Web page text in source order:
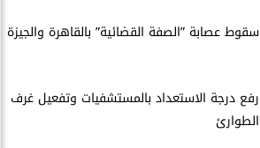
سقوط عصابة ”الصفة القضائية” بالقاهرة والجيزة
​رفع درجة الاستعداد بالمستشفيات وتفعيل غرف
الطوارئ